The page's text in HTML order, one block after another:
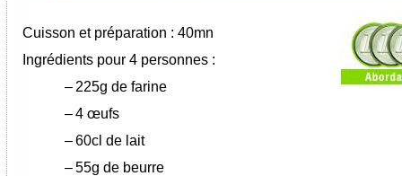
Cuisson et préparation : 40mn
Ingrédients pour 4 personnes :
– 225g de farine
–4 œufs
–60cl de lait
–55g de beurre